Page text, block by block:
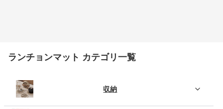
ランチョンマット カテゴリ一覧
収納